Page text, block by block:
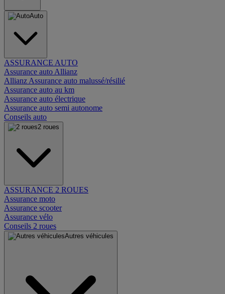
Auto
ASSURANCE AUTO
Assurance auto Allianz
Allianz Assurance auto malussé/résilié
Assurance auto au km
Assurance auto électrique
Assurance auto semi autonome
Conseils auto
2 roues
ASSURANCE 2 ROUES
Assurance moto
Assurance scooter
Assurance vélo
Conseils 2 roues
Autres véhicules